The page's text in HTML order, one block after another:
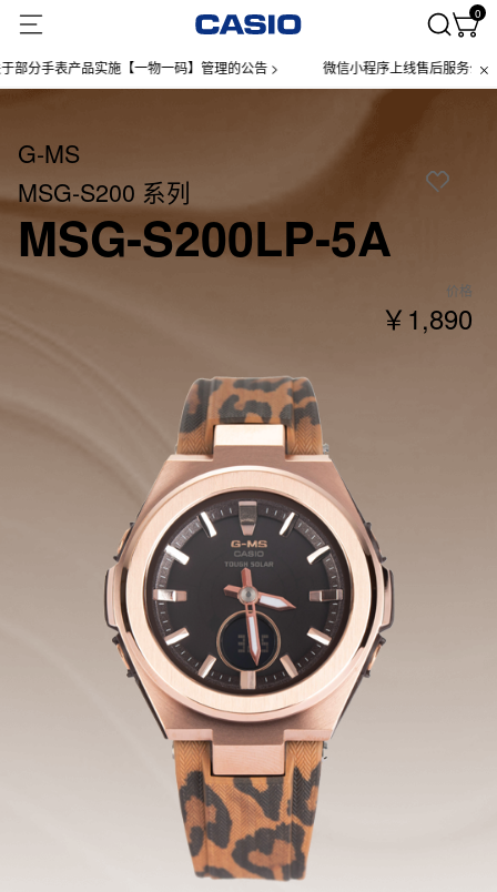
0
手表产品实施【一物一码】管理的公告 > 微信小程序上线售后服务公告 >
G-MS
MSG-S200 系列
MSG-S200LP-5A
价格
￥1,890